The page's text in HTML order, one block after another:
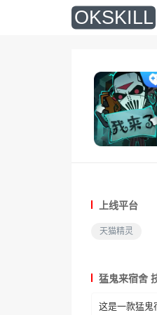
OKSKILL
上线平台
天猫精灵
猛鬼来宿舍
这是一款猛鬼